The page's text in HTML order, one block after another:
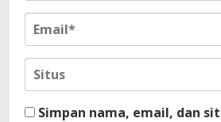
Simpan nama, email, dan